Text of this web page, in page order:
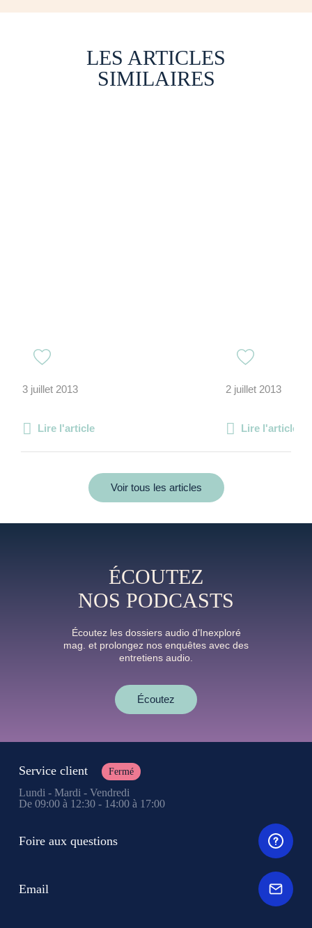
LES ARTICLES
SIMILAIRES
3 juillet 2013
Lire l'article
2 juillet 2013
Lire l'article
Voir tous les articles
ÉCOUTEZ
NOS PODCASTS
Écoutez les dossiers audio d’Inexploré
mag. et prolongez nos enquêtes avec des
entretiens audio.
Écoutez
Service client Fermé
Lundi - Mardi - Vendredi
De 09:00 à 12:30 - 14:00 à 17:00
Foire aux questions
Email